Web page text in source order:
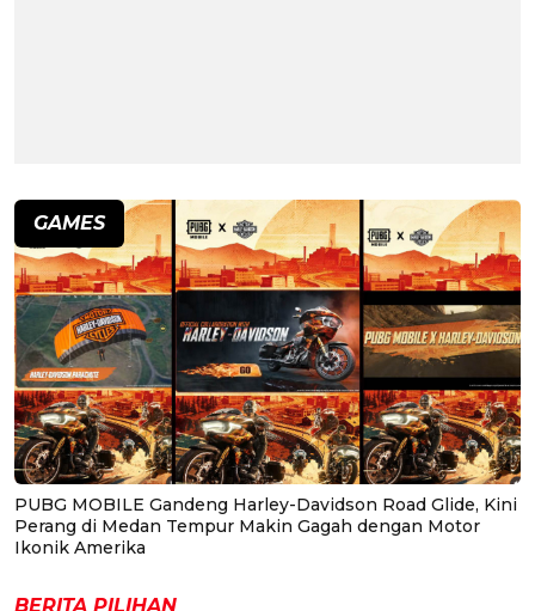
GAMES
PUBG MOBILE Gandeng Harley-Davidson Road Glide, Kini
Perang di Medan Tempur Makin Gagah dengan Motor
Ikonik Amerika
BERITA PILIHAN